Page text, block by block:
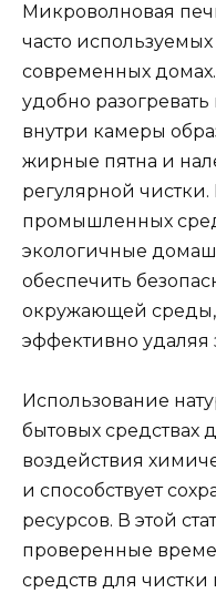
Микроволновая
часто
современных
удобно
внутри камеры
жирные пятна и
регулярной чистки.
промышленных
экологичные
обеспечить
окружающей
эффективно удаляя
Использование
бытовых средствах
воздействия
и способствует
ресурсов. В этой
проверенные
средств для